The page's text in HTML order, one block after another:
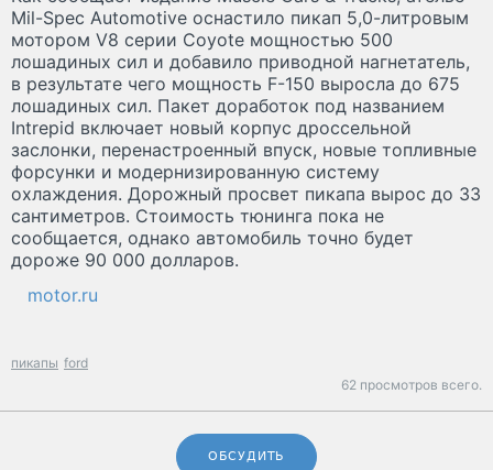
Mil-Spec Automotive оснастило пикап 5,0-литровым
мотором V8 серии Coyote мощностью 500
лошадиных сил и добавило приводной нагнетатель,
в результате чего мощность F-150 выросла до 675
лошадиных сил. Пакет доработок под названием
Intrepid включает новый корпус дроссельной
заслонки, перенастроенный впуск, новые топливные
форсунки и модернизированную систему
охлаждения. Дорожный просвет пикапа вырос до 33
сантиметров. Стоимость тюнинга пока не
сообщается, однако автомобиль точно будет
дороже 90 000 долларов.
motor.ru
пикапы ford
62 просмотров всего.
ОБСУДИТЬ